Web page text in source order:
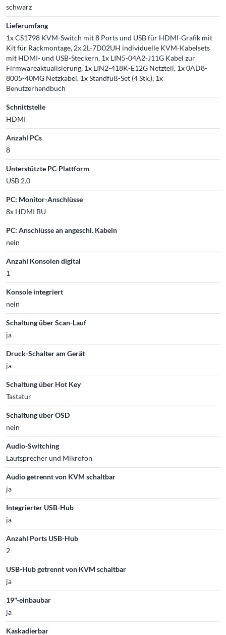
schwarz
Lieferumfang
1x CS1798 KVM-Switch mit 8 Ports und USB für HDMI-Grafik mit
Kit für Rackmontage, 2x 2L-7D02UH individuelle KVM-Kabelsets
mit HDMI- und USB-Steckern, 1x LIN5-04A2-J11G Kabel zur
Firmwareaktualisierung, 1x LIN2-418K-E12G Netzteil, 1x 0AD8-
8005-40MG Netzkabel, 1x Standfuß-Set (4 Stk.), 1x
Benutzerhandbuch
Schnittstelle
HDMI
Anzahl PCs
8
Unterstützte PC-Plattform
USB 2.0
PC: Monitor-Anschlüsse
8x HDMI BU
PC: Anschlüsse an angeschl. Kabeln
nein
Anzahl Konsolen digital
1
Konsole integriert
nein
Schaltung über Scan-Lauf
ja
Druck-Schalter am Gerät
ja
Schaltung über Hot Key
Tastatur
Schaltung über OSD
nein
Audio-Switching
Lautsprecher und Mikrofon
Audio getrennt von KVM schaltbar
ja
Integrierter USB-Hub
ja
Anzahl Ports USB-Hub
2
USB-Hub getrennt von KVM schaltbar
ja
19"-einbaubar
ja
Kaskadierbar